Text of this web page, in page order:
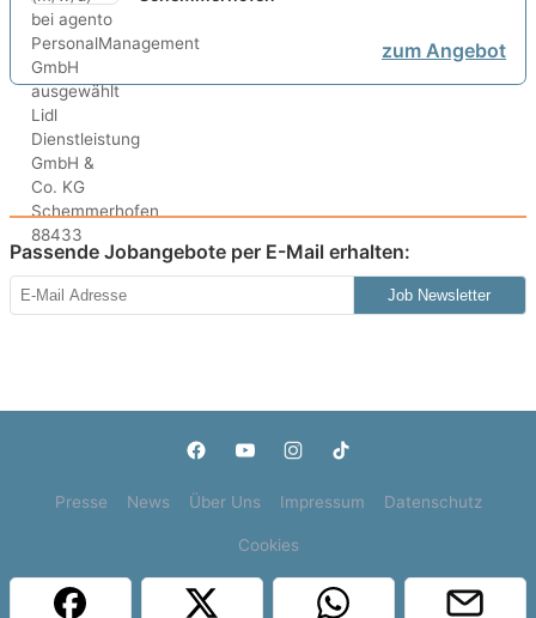
zum Angebot
Passende Jobangebote per E-Mail erhalten:
Job Newsletter
Presse News Über Uns Impressum Datenschutz
Cookies
Copyright © 2000 - 2026 | 1A Infosysteme GmbH | Content by: 1a-sites-jobs